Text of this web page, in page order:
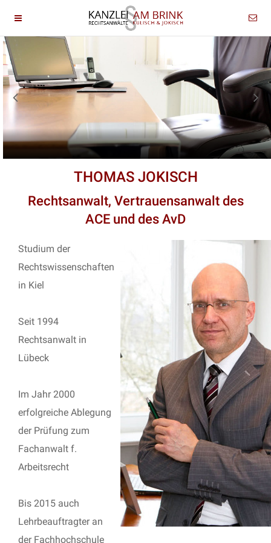
THOMAS JOKISCH
Rechtsanwalt, Vertrauensanwalt des
ACE und des AvD
Studium der
Rechtswissenschaften
in Kiel
Seit 1994
Rechtsanwalt in
Lübeck
Im Jahr 2000
erfolgreiche Ablegung
der Prüfung zum
Fachanwalt f.
Arbeitsrecht
Bis 2015 auch
Lehrbeauftragter an
der Fachhochschule